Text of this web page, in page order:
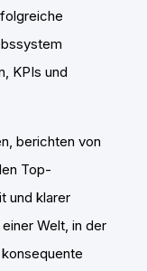
KPIs und
berichten von
Top-
und klarer
Welt, in der